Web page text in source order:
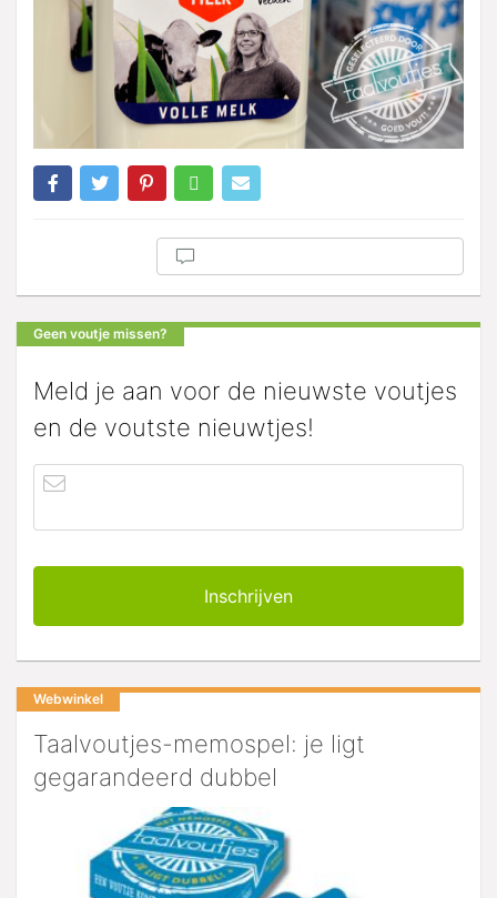
Geen voutje missen?
Meld je aan voor de nieuwste voutjes
en de voutste nieuwtjes!
Webwinkel
Taalvoutjes-memospel: je ligt
gegarandeerd dubbel